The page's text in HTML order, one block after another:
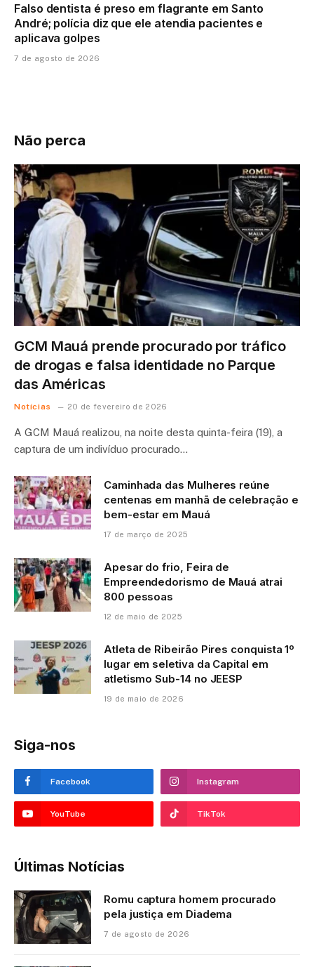
Falso dentista é preso em flagrante em Santo
André; polícia diz que ele atendia pacientes e
aplicava golpes
7 de agosto de 2026
Não perca
GCM Mauá prende procurado por tráfico
de drogas e falsa identidade no Parque
das Américas
Notícias 20 de fevereiro de 2026
A GCM Mauá realizou, na noite desta quinta-feira (19), a
captura de um indivíduo procurado…
Caminhada das Mulheres reúne
centenas em manhã de celebração e
bem-estar em Mauá
17 de março de 2025
Apesar do frio, Feira de
Empreendedorismo de Mauá atrai
800 pessoas
12 de maio de 2025
Atleta de Ribeirão Pires conquista 1º
lugar em seletiva da Capital em
atletismo Sub-14 no JEESP
19 de maio de 2026
Siga-nos
Facebook Instagram
YouTube TikTok
Últimas Notícias
Romu captura homem procurado
pela justiça em Diadema
7 de agosto de 2026